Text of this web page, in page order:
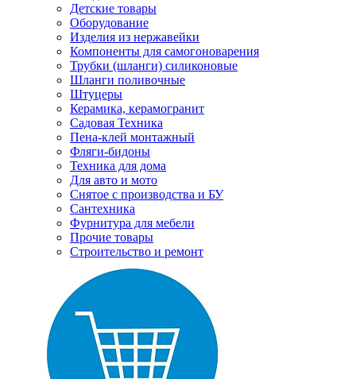
Детские товары
Оборудование
Изделия из нержавейки
Компоненты для самогоноварения
Трубки (шланги) силиконовые
Шланги поливочные
Штуцеры
Керамика, керамогранит
Садовая Техника
Пена-клей монтажный
Фляги-бидоны
Техника для дома
Для авто и мото
Снятое с производства и БУ
Сантехника
Фурнитура для мебели
Прочие товары
Строительство и ремонт